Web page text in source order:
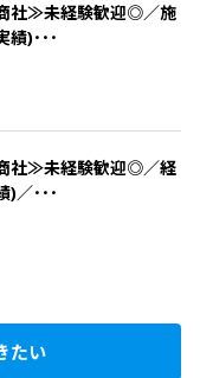
社≫未経験歓迎◎／施
績)･･･
社≫未経験歓迎◎／経
)／･･･
たい